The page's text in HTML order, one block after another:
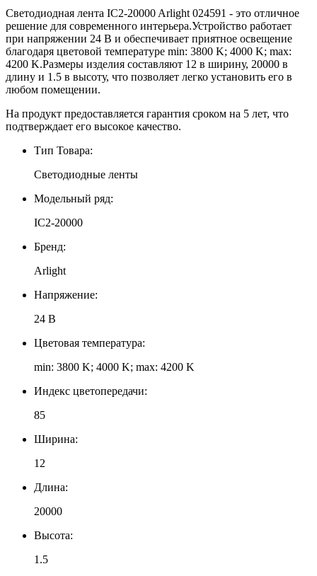
Светодиодная лента IC2-20000 Arlight 024591 - это отличное
решение для современного интерьера.Устройство работает
при напряжении 24 В и обеспечивает приятное освещение
благодаря цветовой температуре min: 3800 K; 4000 K; max:
4200 K.Размеры изделия составляют 12 в ширину, 20000 в
длину и 1.5 в высоту, что позволяет легко установить его в
любом помещении.
На продукт предоставляется гарантия сроком на 5 лет, что
подтверждает его высокое качество.
Тип Товара:
Светодиодные ленты
Модельный ряд:
IC2-20000
Бренд:
Arlight
Напряжение:
24 В
Цветовая температура:
min: 3800 K; 4000 K; max: 4200 K
Индекс цветопередачи:
85
Ширина:
12
Длина:
20000
Высота:
1.5